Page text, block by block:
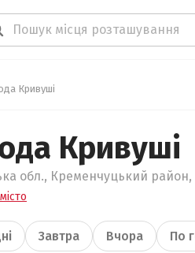
Кривуші
Кривуші
обл., Кременчуцький район,
Завтра Вчора По